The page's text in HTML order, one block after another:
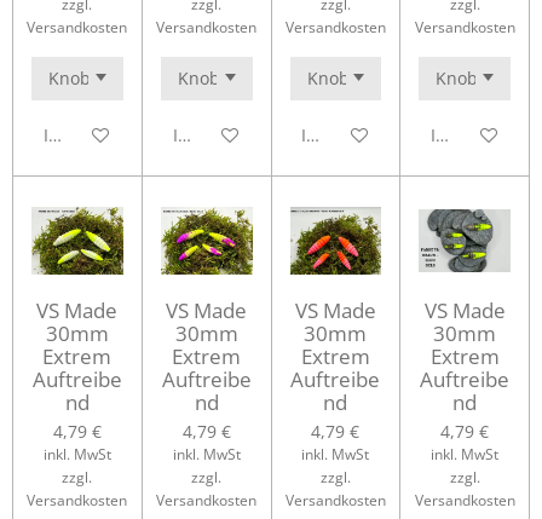
Versandkosten
In den Warenkorb
Versandkosten
In den Warenkorb
Versandkosten
In den Warenkorb
Versandkosten
In den
VS Made
30mm
Extrem
Auftreibe
nd
4,79 €
inkl. MwSt
zzgl.
Versandkosten
VS Made
30mm
Extrem
Auftreibe
nd
4,79 €
inkl. MwSt
zzgl.
Versandkosten
VS Made
30mm
Extrem
Auftreibe
nd
4,79 €
inkl. MwSt
zzgl.
Versandkosten
VS Made
30mm
Extrem
Auftreibe
nd
4,79 €
inkl. MwSt
zzgl.
Versandkosten